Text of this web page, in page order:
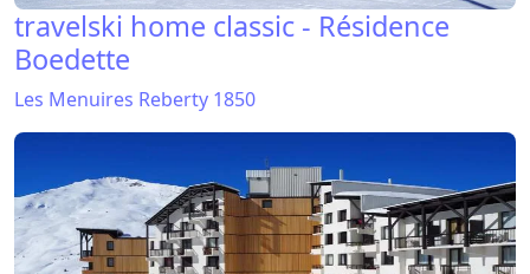
travelski home classic - Résidence
Boedette
Les Menuires Reberty 1850